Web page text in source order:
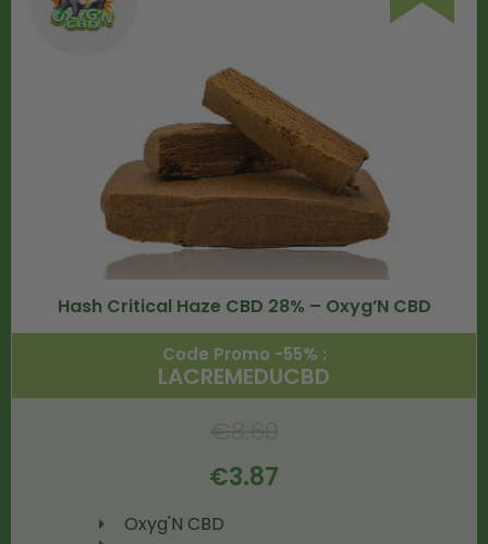
Hash Critical Haze CBD 28% – Oxyg’N CBD
Code Promo -55% :
LACREMEDUCBD
€3.87
Oxyg'N CBD